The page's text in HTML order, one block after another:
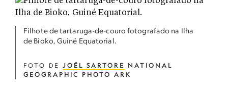
Filhote de tartaruga-de-couro fotografado na Ilha
de Bioko, Guiné Equatorial.
FOTO DE JOËL SARTORE
NATIONAL
GEOGRAPHIC PHOTO ARK